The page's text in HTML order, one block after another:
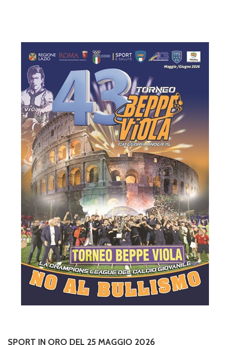
SPORT IN ORO DEL 25 MAGGIO 2026